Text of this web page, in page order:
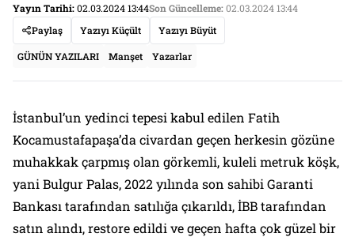
Yayın Tarihi:02.03.2024 13:44Son Güncelleme:02.03.2024 13:44
Paylaş
Yazıyı Küçült Yazıyı Büyüt
GÜNÜN YAZILARI Manşet Yazarlar
İstanbul’un yedinci tepesi kabul edilen Fatih
Kocamustafapaşa’da civardan geçen herkesin gözüne
muhakkak çarpmış olan görkemli, kuleli metruk köşk,
yani Bulgur Palas, 2022 yılında son sahibi Garanti
Bankası tarafından satılığa çıkarıldı, İBB tarafından
satın alındı, restore edildi ve geçen hafta çok güzel bir